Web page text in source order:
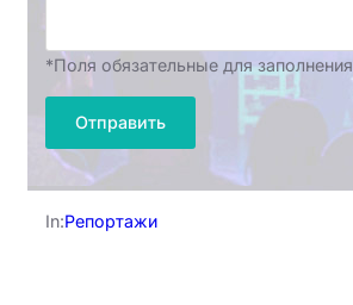
*Поля обязательные для заполнения
In:Репортажи